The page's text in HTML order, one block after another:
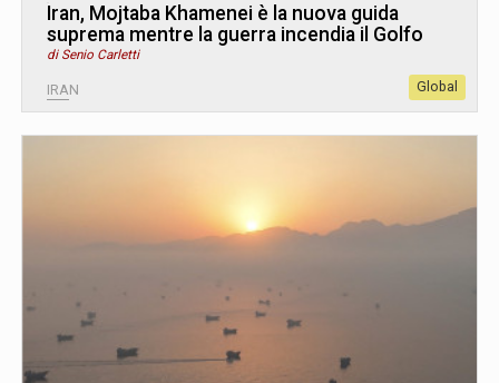
Iran, Mojtaba Khamenei è la nuova guida
suprema mentre la guerra incendia il Golfo
di Senio Carletti
IRAN Global